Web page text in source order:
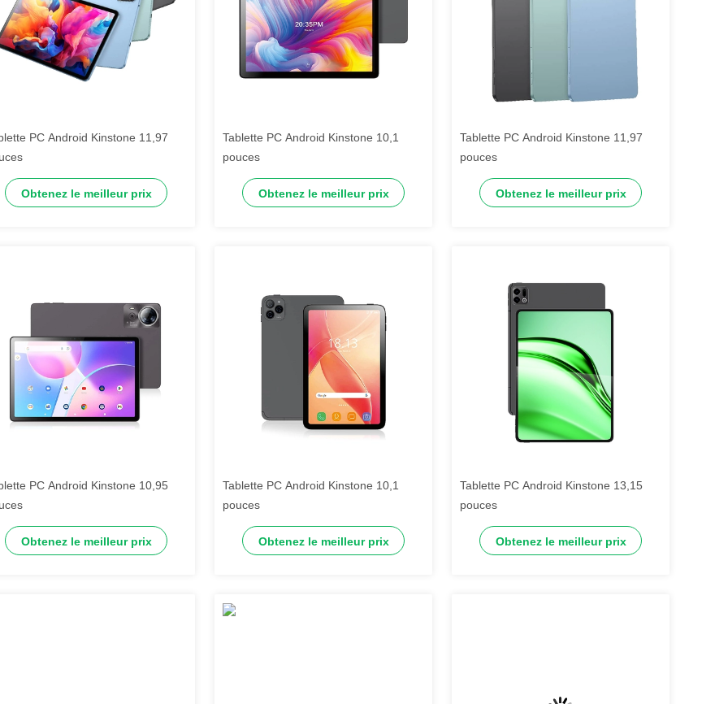
PC Android Kinstone 11,97
Obtenez le meilleur prix
Tablette PC Android Kinstone 10,1
pouces
Obtenez le meilleur prix
Tablette PC Android Kinstone 11,97
pouces
Obtenez le meilleur prix
PC Android Kinstone 10,95
Obtenez le meilleur prix
Tablette PC Android Kinstone 10,1
pouces
Obtenez le meilleur prix
Tablette PC Android Kinstone 13,15
pouces
Obtenez le meilleur prix